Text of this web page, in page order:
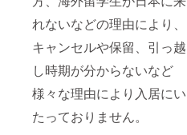
れないなどの理由により、
キャンセルや保留、引っ越
し時期が分からないなど
様々な理由により入居にい
たっておりません。